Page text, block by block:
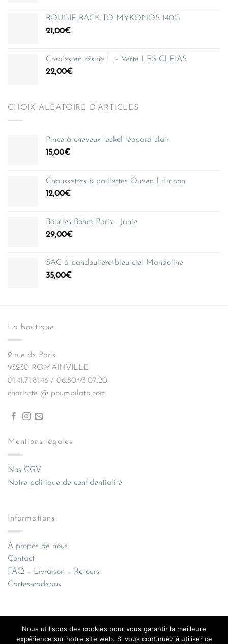
BOUGIE BACK TO MYKONOS 140G
21,00€
Créoles en résine L – Verte LES CLEIAS
22,00€
CHOIX ALÉATOIRE D’ARTICLES
Pince à cheveux teckel léopard clair
15,00€
Chaussettes à paillettes Queen Lil'moon
12,00€
Boucles Bohm Paris - Janie
29,00€
SAC à bandoulière bleu ciel Mandoline
35,00€
La boutique
9 rue de Paris
93230 ROMAINVILLE
01.41.71.81.46 / 06.80.93.07.20
charlotte @ poumpilata.com
Mentions légales
Nos CGV
Notre politique de confidentialité
Informations
À propos de nous
Contact
FAQ – Livraison – Retours
Cartes-cadeaux
Nous utilisons des cookies pour vous garantir la meilleure
expérience sur notre site web. Si vous continuez à utiliser ce